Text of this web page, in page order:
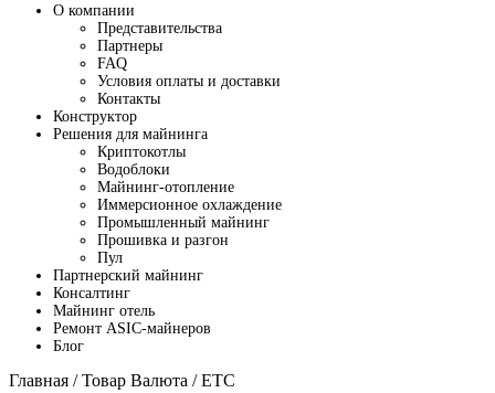
О компании
Представительства
Партнеры
FAQ
Условия оплаты и доставки
Контакты
Конструктор
Решения для майнинга
Криптокотлы
Водоблоки
Майнинг-отопление
Иммерсионное охлаждение
Промышленный майнинг
Прошивка и разгон
Пул
Партнерский майнинг
Консалтинг
Майнинг отель
Ремонт ASIC-майнеров
Блог
Главная / Товар Валюта / ETC